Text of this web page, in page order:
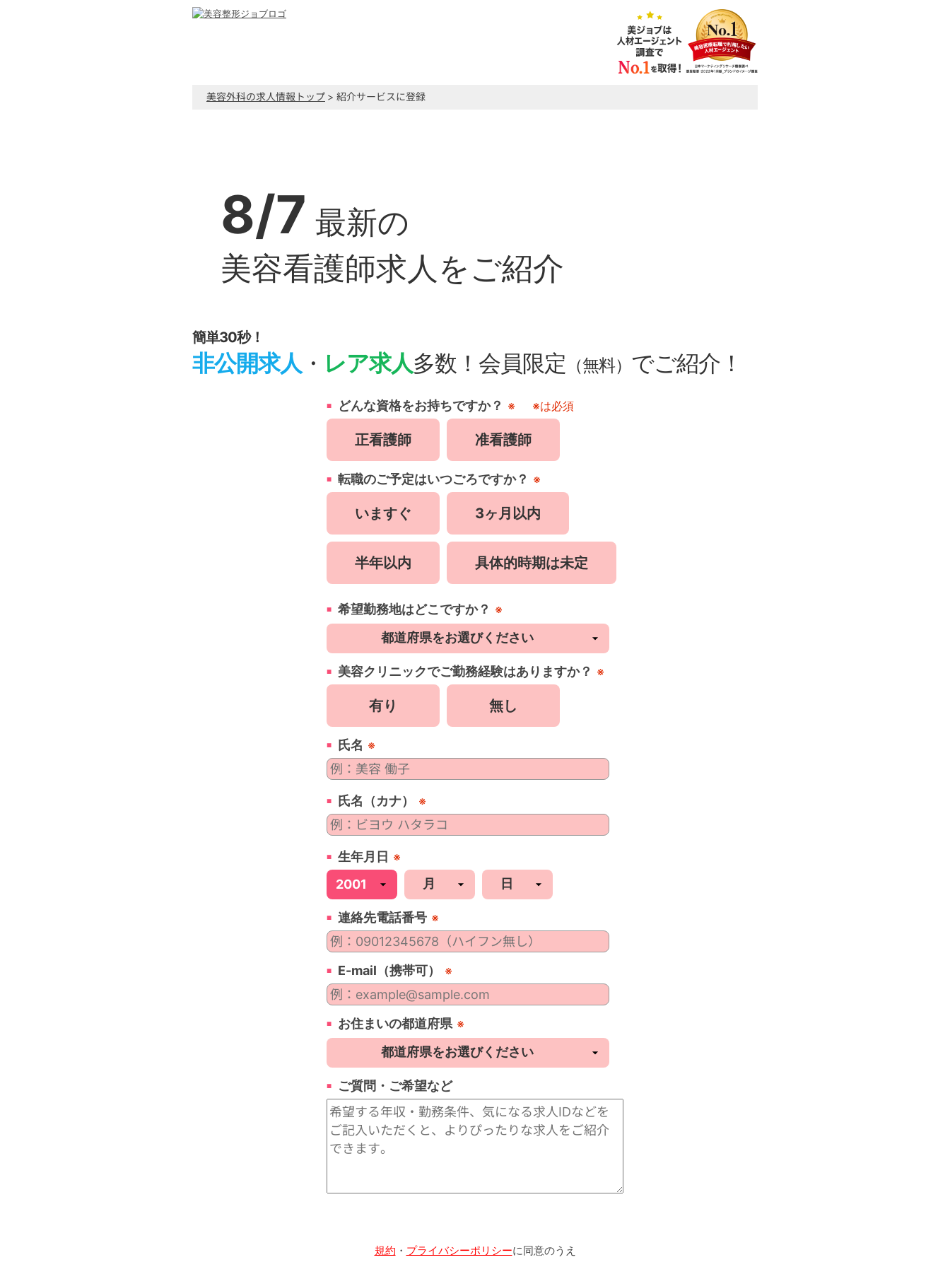
美容外科の求人情報トップ > 紹介サービスに登録
8/7 最新の
美容看護師求人をご紹介
簡単30秒！
非公開求人 ・ レア求人多数！会員限定 （無料） でご紹介！
どんな資格をお持ちですか？ ※ ※は必須
正看護師 准看護師
転職のご予定はいつごろですか？ ※
いますぐ 3ヶ月以内
半年以内 具体的時期は未定
希望勤務地はどこですか？ ※
美容クリニックでご勤務経験はありますか？ ※
有り 無し
氏名 ※
氏名（カナ） ※
生年月日 ※
連絡先電話番号 ※
E-mail（携帯可） ※
お住まいの都道府県 ※
ご質問・ご希望など
規約 ・ プライバシーポリシーに同意のうえ